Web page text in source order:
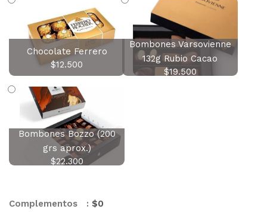
Chocolate Ferrero
$12.500
Bombones Varsovienne
132g Rubio Cacao
$19.500
Bombones Bozzo (200
grs aprox.)
$22.300
Complementos : $0